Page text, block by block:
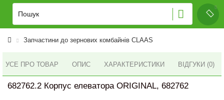
Запчастини до зернових комбайнів CLAAS
УСЕ ПРО ТОВАР ОПИС ХАРАКТЕРИСТИКИ ВІДГУКИ (0)
682762.2 Корпус елеватора ORIGINAL, 682762